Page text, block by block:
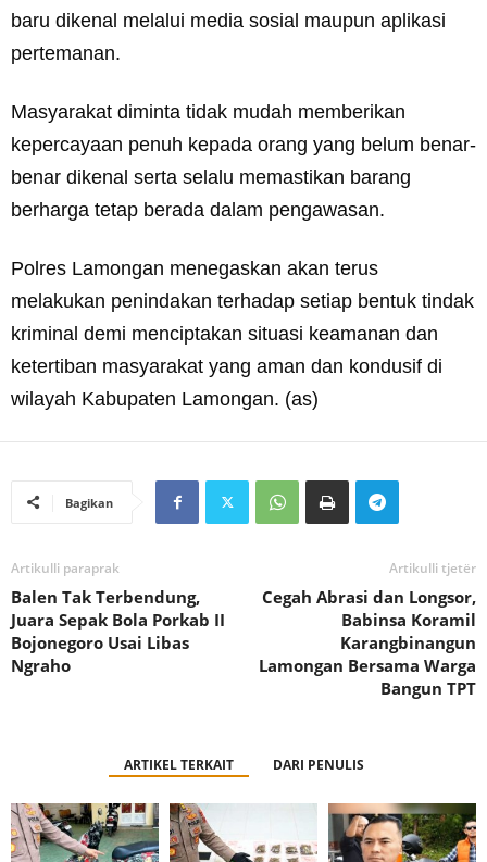
baru dikenal melalui media sosial maupun aplikasi
pertemanan.
Masyarakat diminta tidak mudah memberikan
kepercayaan penuh kepada orang yang belum benar-
benar dikenal serta selalu memastikan barang
berharga tetap berada dalam pengawasan.
Polres Lamongan menegaskan akan terus
melakukan penindakan terhadap setiap bentuk tindak
kriminal demi menciptakan situasi keamanan dan
ketertiban masyarakat yang aman dan kondusif di
wilayah Kabupaten Lamongan. (as)
Bagikan
Artikulli paraprak
Balen Tak Terbendung,
Juara Sepak Bola Porkab II
Bojonegoro Usai Libas
Ngraho
Artikulli tjetër
Cegah Abrasi dan Longsor,
Babinsa Koramil
Karangbinangun
Lamongan Bersama Warga
Bangun TPT
ARTIKEL TERKAIT DARI PENULIS